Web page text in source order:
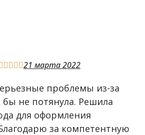
    21 марта 2022
проблемы из-за
бы не потянула. Решила
для оформления
за компетентную